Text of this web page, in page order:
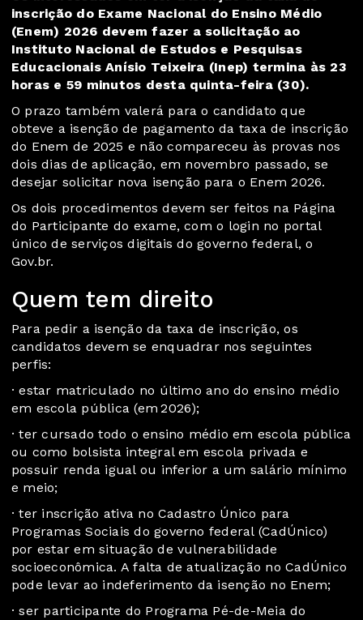
inscrição do Exame Nacional do Ensino Médio
(Enem) 2026 devem fazer a solicitação ao
Instituto Nacional de Estudos e Pesquisas
Educacionais Anísio Teixeira (Inep) termina às 23
horas e 59 minutos desta quinta-feira (30).
O prazo também valerá para o candidato que
obteve a isenção de pagamento da taxa de inscrição
do Enem de 2025 e não compareceu às provas nos
dois dias de aplicação, em novembro passado, se
desejar solicitar nova isenção para o Enem 2026.
Os dois procedimentos devem ser feitos na Página
do Participante do exame, com o login no portal
único de serviços digitais do governo federal, o
Gov.br.
Quem tem direito
Para pedir a isenção da taxa de inscrição, os
candidatos devem se enquadrar nos seguintes
perfis:
· estar matriculado no último ano do ensino médio
em escola pública (em 2026);
· ter cursado todo o ensino médio em escola pública
ou como bolsista integral em escola privada e
possuir renda igual ou inferior a um salário mínimo
e meio;
· ter inscrição ativa no Cadastro Único para
Programas Sociais do governo federal (CadÚnico)
por estar em situação de vulnerabilidade
socioeconômica. A falta de atualização no CadÚnico
pode levar ao indeferimento da isenção no Enem;
· ser participante do Programa Pé-de-Meia do